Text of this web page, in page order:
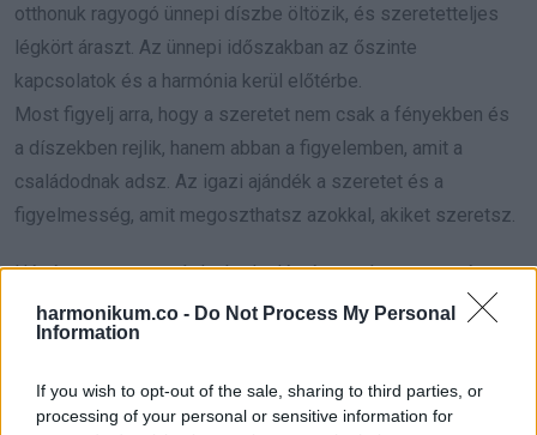
harmonikum.co - Do Not Process My Personal
Information
If you wish to opt-out of the sale, sharing to third parties, or
processing of your personal or sensitive information for
otthonuk ragyogó ünnepi díszbe öltözik, és szeretetteljes
légkört áraszt. Az ünnepi időszakban az őszinte
kapcsolatok és a harmónia kerül előtérbe.
Most figyelj arra, hogy a szeretet nem csak a fényekben és
a díszekben rejlik, hanem abban a figyelemben, amit a
családodnak adsz. Az igazi ajándék a szeretet és a
figyelmesség, amit megoszthatsz azokkal, akiket szeretsz.
Hét év szerencse vár, ha kedvelés és a sok szerencsét
beírása után gördítesz lejjebb!
A Skorpiók számára az ünnepek mély érzelmi jelentőséggel